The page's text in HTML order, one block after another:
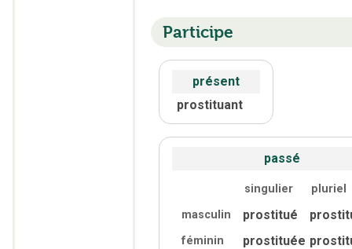
Participe
présent
prostituant
passé
singulier
pluriel
masculin
prostitué
féminin prostituée